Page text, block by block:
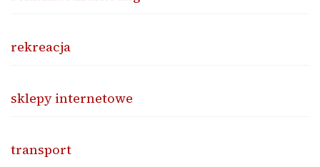
rekreacja
sklepy internetowe
transport